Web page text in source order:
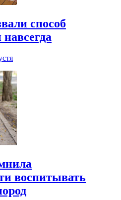
способ
воспитывать